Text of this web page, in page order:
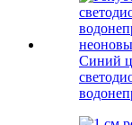
Синий